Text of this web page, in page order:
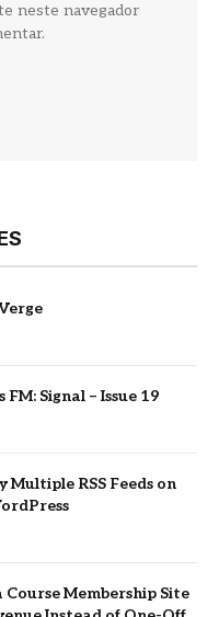
neste navegador
FM: Signal – Issue 19
Multiple RSS Feeds on
Membership Site